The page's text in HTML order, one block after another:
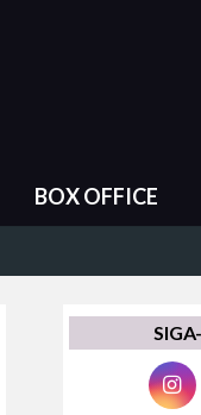
BOX OFFICE